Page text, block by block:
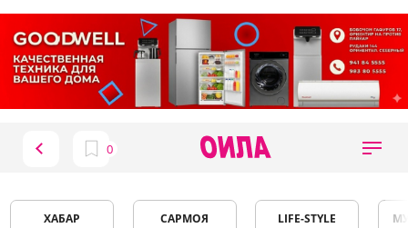
ХАБАР САРМОЯ LIFE-STYLE